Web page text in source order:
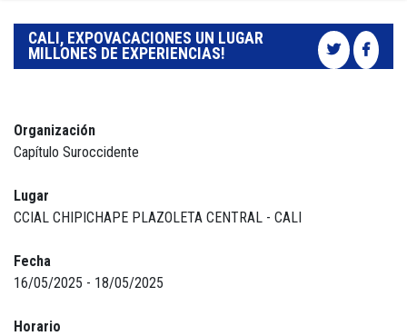
CALI, EXPOVACACIONES UN LUGAR
MILLONES DE EXPERIENCIAS!
Organización
Capítulo Suroccidente
Lugar
CCIAL CHIPICHAPE PLAZOLETA CENTRAL - CALI
Fecha
16/05/2025 - 18/05/2025
Horario